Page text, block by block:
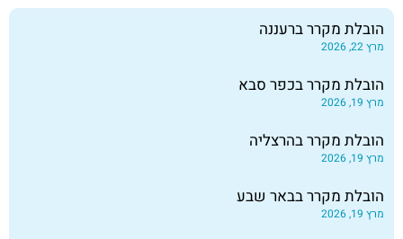
הובלת מקרר ברעננה
מרץ 22, 2026
הובלת מקרר בכפר סבא
מרץ 19, 2026
הובלת מקרר בהרצליה
מרץ 19, 2026
הובלת מקרר בבאר שבע
מרץ 19, 2026